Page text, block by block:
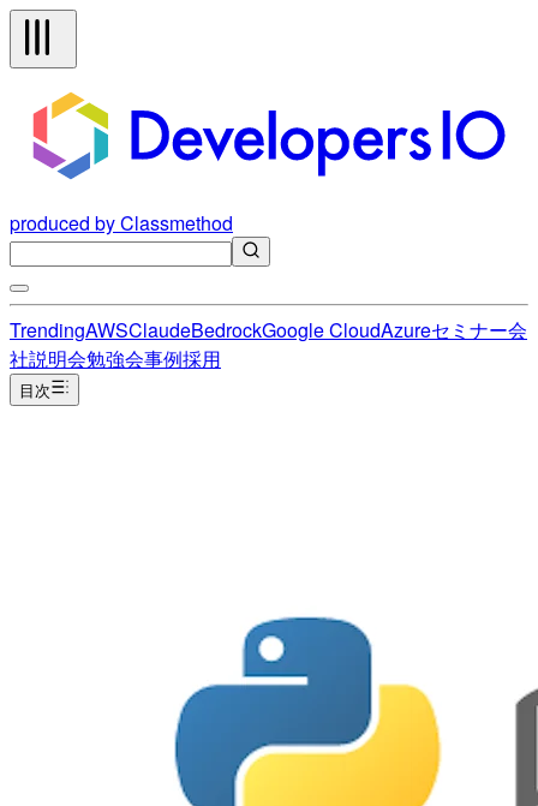
produced by Classmethod
TrendingAWSClaudeBedrockGoogle CloudAzureセミナー会
社説明会勉強会事例採用
目次